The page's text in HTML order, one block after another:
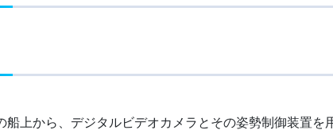
船上から、デジタルビデオカメラとその姿勢制御装置